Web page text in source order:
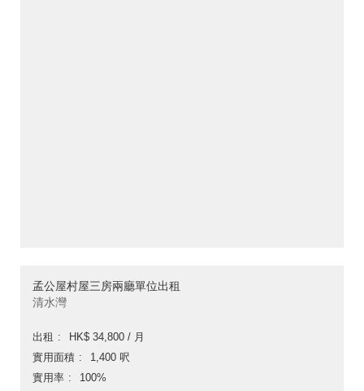
孟公屋村屋三房兩廳單位出租
清水灣
出租
HK$ 34,800 / 月
實用面積
1,400 呎
實用率
100%